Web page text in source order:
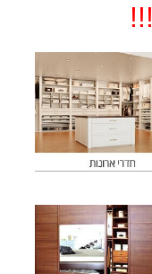
!!!